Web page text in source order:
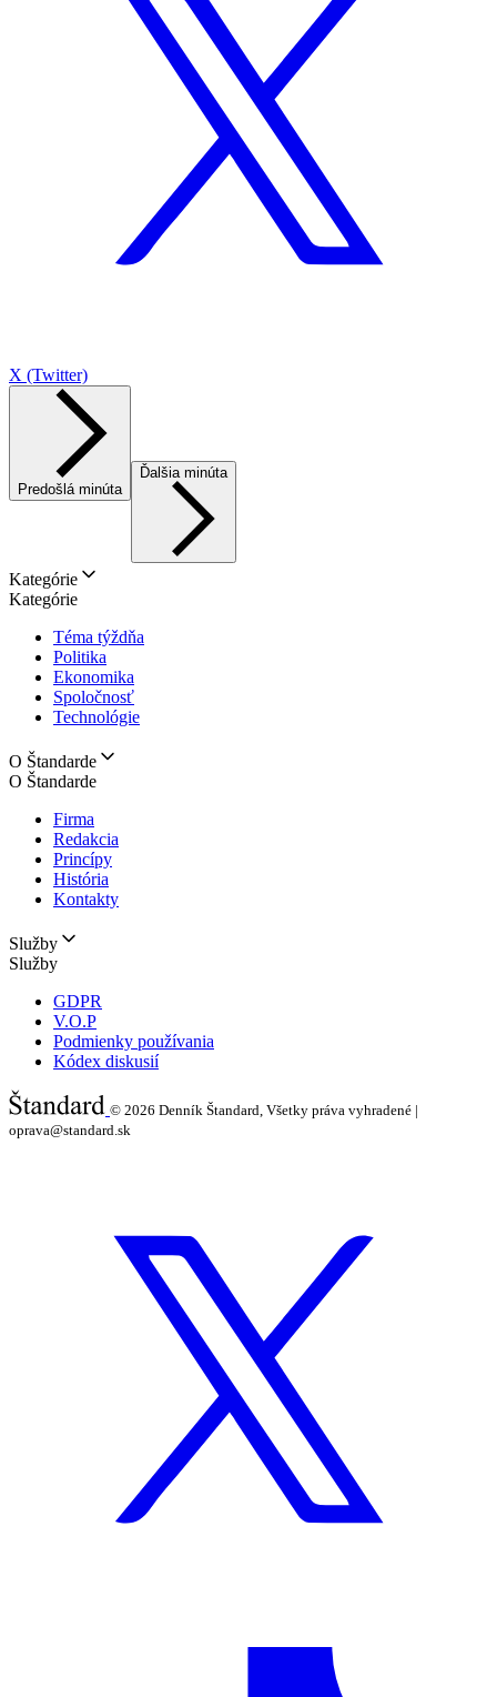
X (Twitter)
Predošlá minúta
Ďalšia minúta
Kategórie
Kategórie
Téma týždňa
Politika
Ekonomika
Spoločnosť
Technológie
O Štandarde
O Štandarde
Firma
Redakcia
Princípy
História
Kontakty
Služby
Služby
GDPR
V.O.P
Podmienky používania
Kódex diskusií
© 2026 Denník Štandard, Všetky práva vyhradené |
oprava@standard.sk